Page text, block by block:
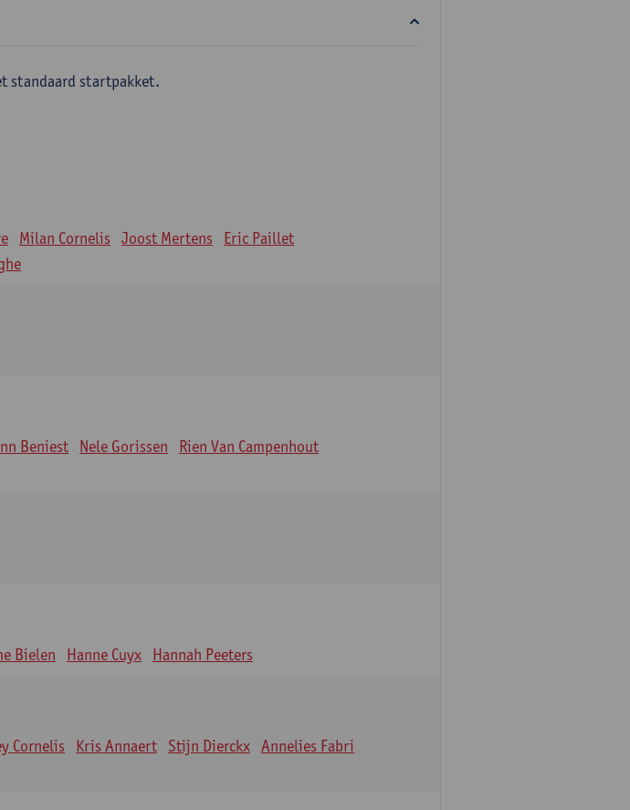
standaard startpakket.
Milan Cornelis Joost Mertens
Eric Paillet
Beniest Nele Gorissen
Rien Van Campenhout
Bielen Hanne Cuyx Hannah Peeters
Cornelis Kris Annaert Stijn Dierckx Annelies Fabri